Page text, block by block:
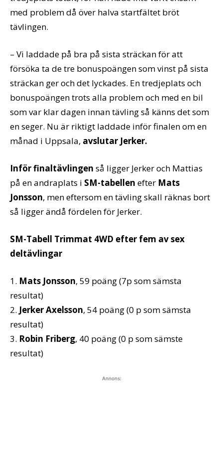
med problem då över halva startfältet bröt
tävlingen.
– Vi laddade på bra på sista sträckan för att
försöka ta de tre bonuspoängen som vinst på sista
sträckan ger och det lyckades. En tredjeplats och
bonuspoängen trots alla problem och med en bil
som var klar dagen innan tävling så känns det som
en seger. Nu är riktigt laddade inför finalen om en
månad i Uppsala, avslutar Jerker.
Inför finaltävlingen så ligger Jerker och Mattias
på en andraplats i SM-tabellen efter Mats
Jonsson, men eftersom en tävling skall räknas bort
så ligger ändå fördelen för Jerker.
SM-Tabell Trimmat 4WD efter fem av sex
deltävlingar
1. Mats Jonsson, 59 poäng (7p som sämsta
resultat)
2. Jerker Axelsson, 54 poäng (0 p som sämsta
resultat)
3. Robin Friberg, 40 poäng (0 p som sämste
resultat)
Annons: